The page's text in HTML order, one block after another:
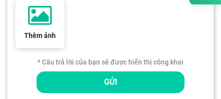
Thêm ảnh
* Câu trả lời của bạn sẽ được hiển thị công khai
GỬI